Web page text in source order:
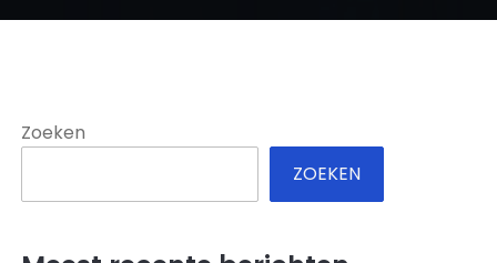
Zoeken
ZOEKEN